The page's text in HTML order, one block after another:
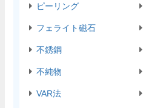
ピーリング
フェライト磁石
不銹鋼
不純物
VAR法